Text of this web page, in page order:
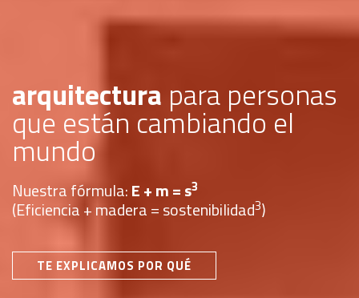
arquitectura para personas
que están cambiando el
mundo
Nuestra fórmula:E + m = s3
(Eficiencia + madera = sostenibilidad3)
TE EXPLICAMOS POR QUÉ